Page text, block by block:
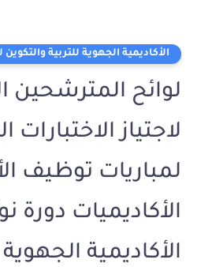
الأكاديمية الجهوية للتربية
لوائح المترشحين
لاجتياز الاختبارات
لمباريات توظيف
الأكاديمية الجهوية